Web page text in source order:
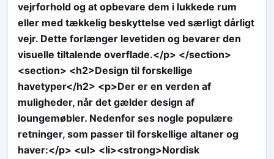
vejrforhold og at opbevare dem i lukkede rum
eller med tækkelig beskyttelse ved særligt dårligt
vejr. Dette forlænger levetiden og bevarer den
visuelle tiltalende overflade.</p> </section>
<section> <h2>Design til forskellige
havetyper</h2> <p>Der er en verden af
muligheder, når det gælder design af
loungemøbler. Nedenfor ses nogle populære
retninger, som passer til forskellige altaner og
haver:</p> <ul> <li><strong>Nordisk